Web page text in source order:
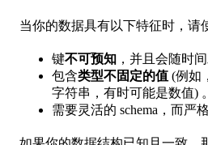
当你的数据具有以下特征时，请
键不可预知 ，并且会随时
包含类型不固定的值 (例如
字符串，有时可能是数值) 。
需要灵活的 schema，而严